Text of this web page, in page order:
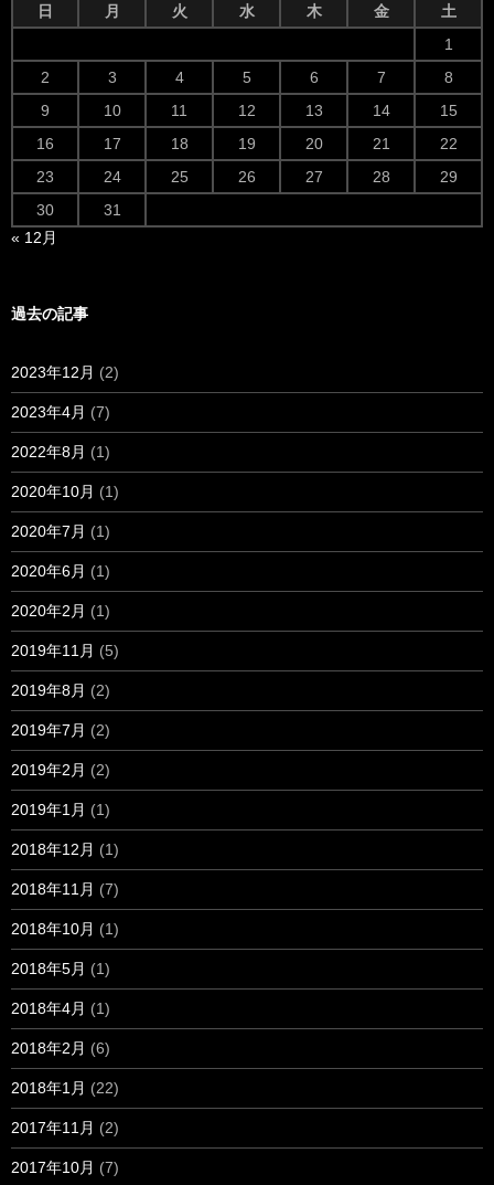
日 月 火 水 木 金
土
1
2
3 4 5 6 7
8
9
10 11 12 13 14
15
16
17 18 19 20 21
22
23
24 25 26 27 28
29
30
31
« 12月
過去の記事
2023年12月 (2)
2023年4月 (7)
2022年8月 (1)
2020年10月 (1)
2020年7月 (1)
2020年6月 (1)
2020年2月 (1)
2019年11月 (5)
2019年8月 (2)
2019年7月 (2)
2019年2月 (2)
2019年1月 (1)
2018年12月 (1)
2018年11月 (7)
2018年10月 (1)
2018年5月 (1)
2018年4月 (1)
2018年2月 (6)
2018年1月 (22)
2017年11月 (2)
2017年10月 (7)